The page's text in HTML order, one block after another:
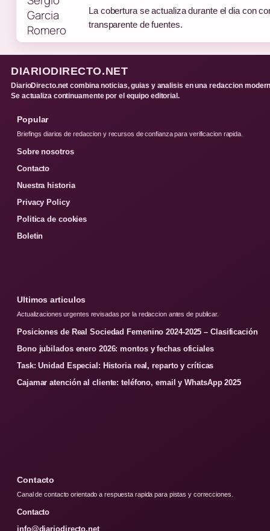
La cobertura se actualiza durante el dia con
transparente de fuentes.
DIARIODIRECTO.NET
DiarioDirecto.net combina noticias, guias y analisis en una redaccion
Se actualiza continuamente por el equipo editorial.
Popular
Briefings diarios de redaccion y recursos de confianza para verificacion rapida.
Sobre nosotros
Contacto
Nuestra historia
Privacy Policy
Politica de cookies
Boletin
Ultimos articulos
Actualizaciones urgentes revisadas por la redaccion antes de publicar.
Posiciones de Real Sociedad Femenino 2024-2025 – Clasificación
Bono jubilados enero 2026: montos y fechas oficiales
Task: Unidad Especial: Historia real, reparto y críticas
Cajamar atención al cliente: teléfono, email y WhatsApp 2025
Contacto
Canal de contacto orientado a respuesta rapida para pistas y correcciones.
Contacto
info@diariodirecto.net